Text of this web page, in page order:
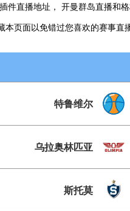
件直播地址， 开曼群岛直播和
页面以免错过您喜欢的赛事直播
特鲁维尔
乌拉奥林匹亚
斯托莫